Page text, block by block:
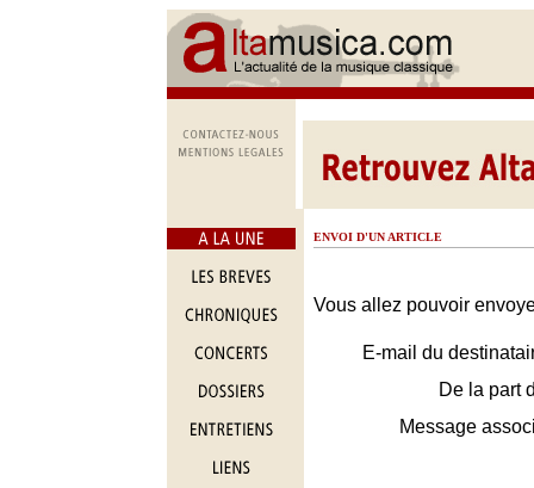
ENVOI D'UN ARTICLE
Vous allez pouvoir
E-mail du
De la part
Message